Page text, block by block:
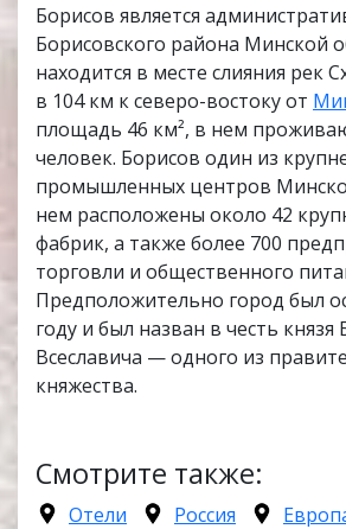
Борисов является
Борисовского района Минской
находится в месте слияния рек
в 104 км к северо-востоку от
площадь 46 км², в нем
человек. Борисов один из
промышленных центров
нем расположены около 42
фабрик, а также более 700
торговли и общественного
Предположительно город был
году и был назван в честь князя
Всеславича — одного из
княжества.
Смотрите также:
Отели Россия